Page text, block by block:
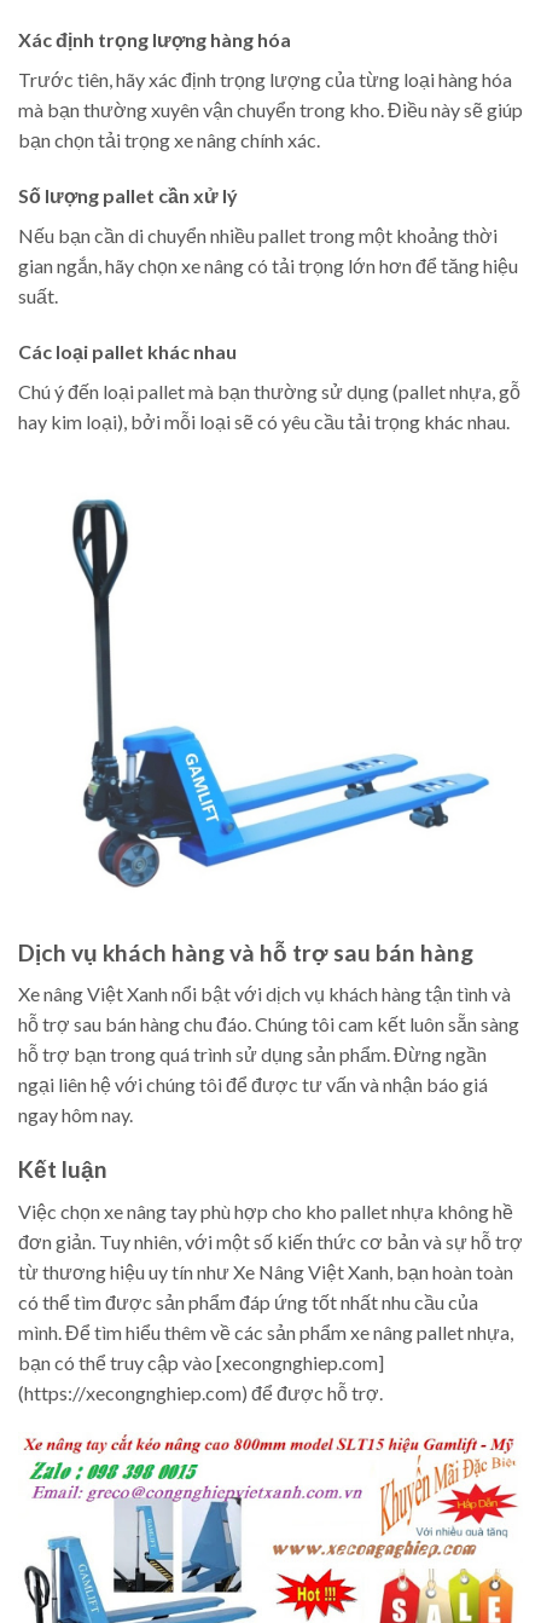
Xác định trọng lượng hàng hóa
Trước tiên, hãy xác định trọng lượng của từng loại hàng hóa
mà bạn thường xuyên vận chuyển trong kho. Điều này sẽ giúp
bạn chọn tải trọng xe nâng chính xác.
Số lượng pallet cần xử lý
Nếu bạn cần di chuyển nhiều pallet trong một khoảng thời
gian ngắn, hãy chọn xe nâng có tải trọng lớn hơn để tăng hiệu
suất.
Các loại pallet khác nhau
Chú ý đến loại pallet mà bạn thường sử dụng (pallet nhựa, gỗ
hay kim loại), bởi mỗi loại sẽ có yêu cầu tải trọng khác nhau.
Dịch vụ khách hàng và hỗ trợ sau bán hàng
Xe nâng Việt Xanh nổi bật với dịch vụ khách hàng tận tình và
hỗ trợ sau bán hàng chu đáo. Chúng tôi cam kết luôn sẵn sàng
hỗ trợ bạn trong quá trình sử dụng sản phẩm. Đừng ngần
ngại liên hệ với chúng tôi để được tư vấn và nhận báo giá
ngay hôm nay.
Kết luận
Việc chọn xe nâng tay phù hợp cho kho pallet nhựa không hề
đơn giản. Tuy nhiên, với một số kiến thức cơ bản và sự hỗ trợ
từ thương hiệu uy tín như Xe Nâng Việt Xanh, bạn hoàn toàn
có thể tìm được sản phẩm đáp ứng tốt nhất nhu cầu của
mình. Để tìm hiểu thêm về các sản phẩm xe nâng pallet nhựa,
bạn có thể truy cập vào [xecongnghiep.com]
(https://xecongnghiep.com) để được hỗ trợ.